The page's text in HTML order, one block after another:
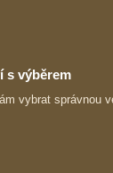
s výběrem
vybrat správnou